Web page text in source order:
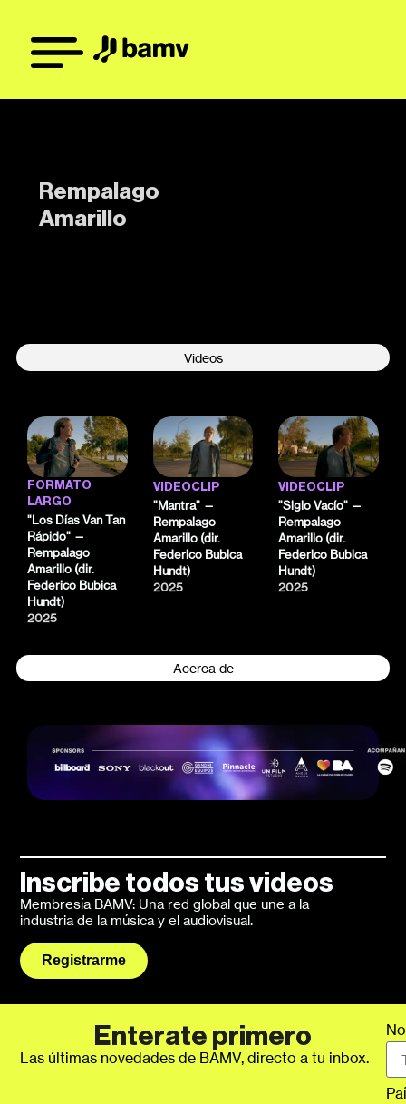
Rempalago
Amarillo
Videos
Acerca de
FORMATO
LARGO
"Los Días Van Tan
Rápido" —
Rempalago
Amarillo (dir.
Federico Bubica
Hundt)
2025
VIDEOCLIP
"Mantra" —
Rempalago
Amarillo (dir.
Federico Bubica
Hundt)
2025
VIDEOCLIP
"Siglo Vacío" —
Rempalago
Amarillo (dir.
Federico Bubica
Hundt)
2025
Inscribe todos tus videos
Membresía BAMV: Una red global que une a la
industria de la música y el audiovisual.
Registrarme
Enterate primero
Las últimas novedades de BAMV, directo a tu inbox.